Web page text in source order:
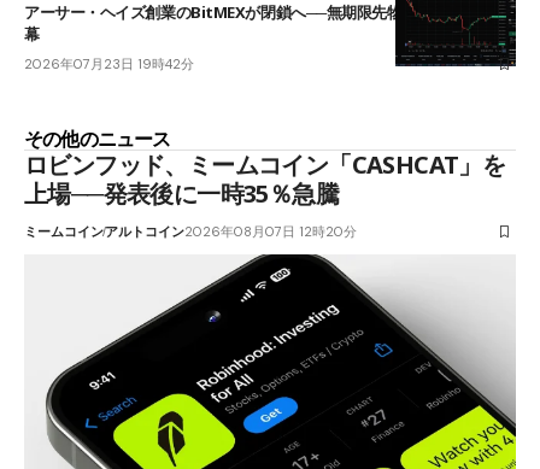
アーサー・ヘイズ創業のBitMEXが閉鎖へ──無期限先物を生んだ11年に
幕
2026年07月23日 19時42分
その他のニュース
ロビンフッド、ミームコイン「CASHCAT」を
上場──発表後に一時35％急騰
ミームコインアルトコイン2026年08月07日 12時20分